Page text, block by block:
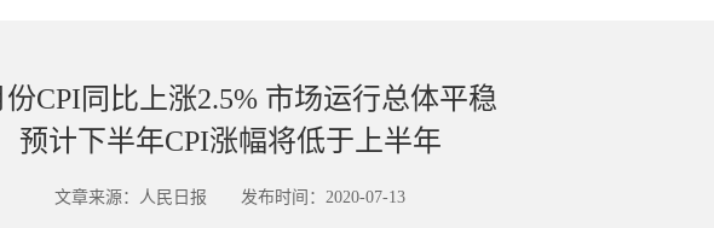
份CPI同比上涨2.5% 市场运行总体平稳
预计下半年CPI涨幅将低于上半年
文章来源：人民日报 发布时间：2020-07-13